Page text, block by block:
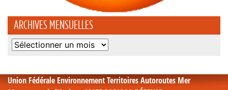
ARCHIVES MENSUELLES
Archives
Union Fédérale Environnement Territoires Autoroutes Mer